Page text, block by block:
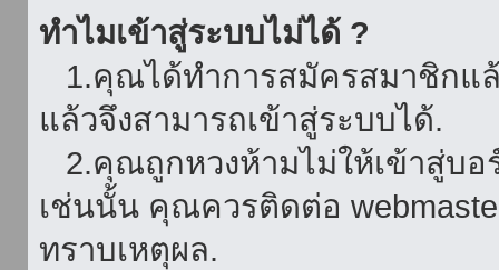
ทำไมเข้าสู่ระบบไม่ได้ ?
1.คุณได้ทำการสมัครสมาชิกแ
แล้วจึงสามารถเข้าสู่ระบบได้.
2.คุณถูกหวงห้ามไม่ให้เข้าสู่บอ
เช่นนั้น คุณควรติดต่อ
ทราบเหตุผล.